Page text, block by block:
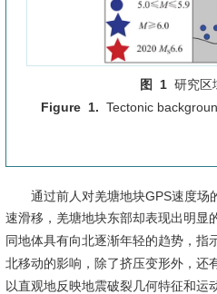
图 1 研究区
Figure 1. Tectonic
通过前人对羌塘地块GPS速度场
速滑移，羌塘地块东部却表现出明显
同地体具有向北逐渐年轻的趋势，指
北移动的影响，除了挤压变形外，还
以直观地反映地震破裂几何特征和运